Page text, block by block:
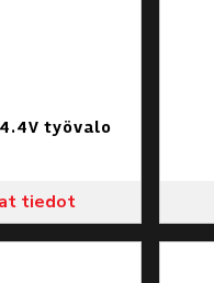
työvalo
tiedot